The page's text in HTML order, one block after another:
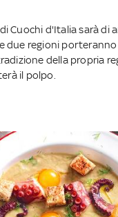
Cuochi d'Italia sarà di
due regioni
della propria
il polpo.